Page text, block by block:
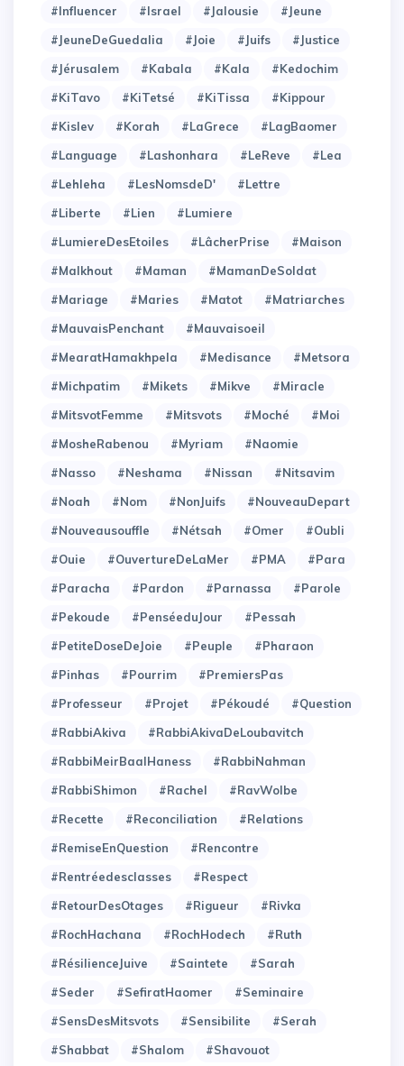
#Influencer
#Israel #Jalousie
#Jeune
#JeuneDeGuedalia
#Joie #Juifs
#Justice
#Jérusalem
#Kabala #Kala
#Kedochim
#KiTavo
#KiTetsé #KiTissa
#Kippour
#Kislev
#Korah #LaGrece
#LagBaomer
#Language
#Lashonhara #LeReve
#Lea
#Lehleha
#LesNomsdeD'
#Lettre
#Liberte
#Lien
#Lumiere
#LumiereDesEtoiles
#LâcherPrise
#Maison
#Malkhout
#Maman
#MamanDeSoldat
#Mariage
#Maries #Matot
#Matriarches
#MauvaisPenchant
#Mauvaisoeil
#MearatHamakhpela
#Medisance
#Metsora
#Michpatim
#Mikets #Mikve
#Miracle
#MitsvotFemme
#Mitsvots #Moché
#Moi
#MosheRabenou
#Myriam
#Naomie
#Nasso
#Neshama #Nissan
#Nitsavim
#Noah
#Nom #NonJuifs
#NouveauDepart
#Nouveausouffle
#Nétsah #Omer
#Oubli
#Ouie
#OuvertureDeLaMer #PMA
#Para
#Paracha
#Pardon #Parnassa
#Parole
#Pekoude
#PenséeduJour
#Pessah
#PetiteDoseDeJoie
#Peuple
#Pharaon
#Pinhas
#Pourrim
#PremiersPas
#Professeur
#Projet #Pékoudé
#Question
#RabbiAkiva
#RabbiAkivaDeLoubavitch
#RabbiMeirBaalHaness
#RabbiNahman
#RabbiShimon
#Rachel
#RavWolbe
#Recette
#Reconciliation
#Relations
#RemiseEnQuestion
#Rencontre
#Rentréedesclasses
#Respect
#RetourDesOtages
#Rigueur
#Rivka
#RochHachana
#RochHodech
#Ruth
#RésilienceJuive
#Saintete
#Sarah
#Seder
#SefiratHaomer
#Seminaire
#SensDesMitsvots
#Sensibilite
#Serah
#Shabbat
#Shalom
#Shavouot